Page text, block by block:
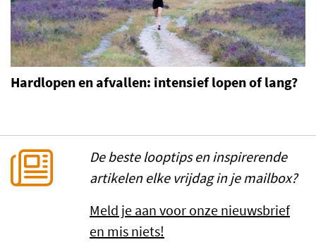
Hardlopen en afvallen: intensief lopen of lang?
De beste looptips en inspirerende
artikelen elke vrijdag in je mailbox?
Meld je aan voor onze nieuwsbrief
en mis niets!